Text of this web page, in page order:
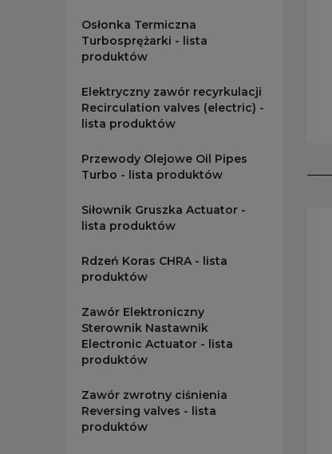
Osłonka Termiczna
Turbosprężarki - lista
produktów
Elektryczny zawór recyrkulacji
Recirculation valves (electric) -
lista produktów
Przewody Olejowe Oil Pipes
Turbo - lista produktów
Siłownik Gruszka Actuator -
lista produktów
Rdzeń Koras CHRA - lista
produktów
Zawór Elektroniczny
Sterownik Nastawnik
Electronic Actuator - lista
produktów
Zawór zwrotny ciśnienia
Reversing valves - lista
produktów